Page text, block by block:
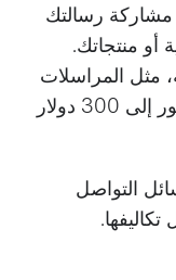
مشاركة رسالتك
أو منتجاتك.
مثل المراسلات
المباشرة، ترتفع التكلفة لكل ألف ظهور إلى 300 دولار
التواصل